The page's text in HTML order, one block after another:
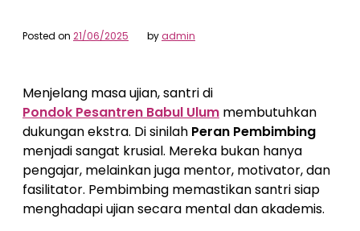
Posted on 21/06/2025 byadmin
Menjelang masa ujian, santri di
Pondok Pesantren Babul Ulum membutuhkan
dukungan ekstra. Di sinilah Peran Pembimbing
menjadi sangat krusial. Mereka bukan hanya
pengajar, melainkan juga mentor, motivator, dan
fasilitator. Pembimbing memastikan santri siap
menghadapi ujian secara mental dan akademis.